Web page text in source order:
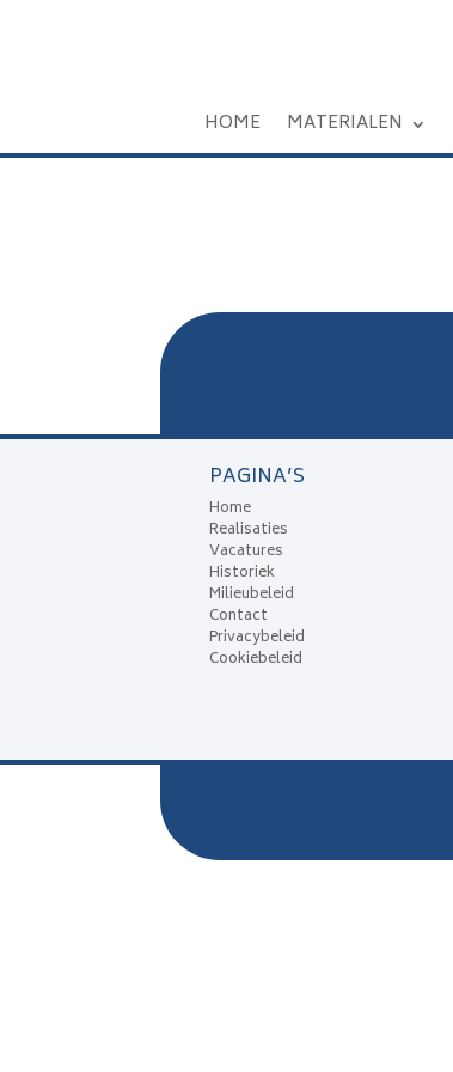
HOME MATERIALEN
PAGINA’S
Home
Realisaties
Vacatures
Historiek
Milieubeleid
Contact
Privacybeleid
Cookiebeleid